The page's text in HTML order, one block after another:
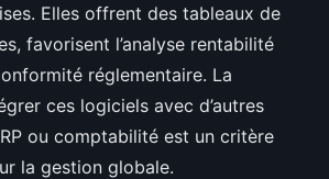
Elles offrent des tableaux de
favorisent l’analyse rentabilité
réglementaire. La
ces logiciels avec d’autres
ou comptabilité est un critère
la gestion globale.